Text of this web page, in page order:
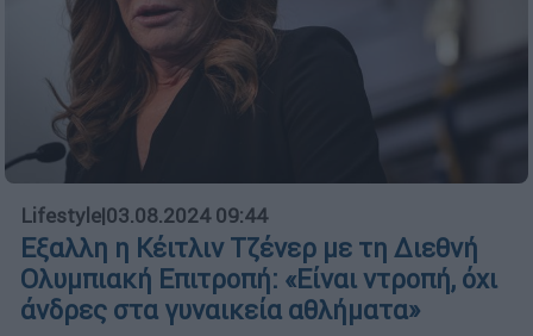
Lifestyle|03.08.2024 09:44
Εξαλλη η Κέιτλιν Τζένερ με τη Διεθνή
Ολυμπιακή Επιτροπή: «Είναι ντροπή, όχι
άνδρες στα γυναικεία αθλήματα»